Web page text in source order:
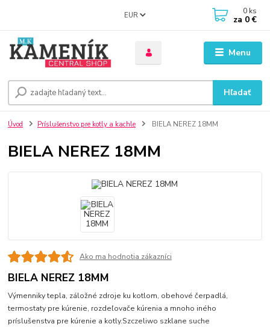
Menu
EUR
Hľadať
0 ks
za 0 €
Úvod Príslušenstvo pre kotly a kachle BIELA NEREZ 18MM
BIELA NEREZ 18MM
Ako ma hodnotia zákazníci
BIELA NEREZ 18MM
Výmenniky tepla, záložné zdroje ku kotlom, obehové čerpadlá,
termostaty pre kúrenie, rozdeľovače kúrenia a mnoho iného
príslušenstva pre kúrenie a kotly.Szczeliwo szklane suche